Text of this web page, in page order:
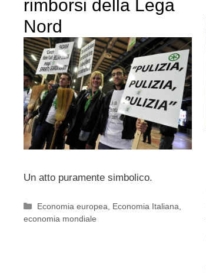
rimborsi della Lega
Nord
Un atto puramente simbolico.
Categorie
Economia europea Economia Italiana
economia mondiale